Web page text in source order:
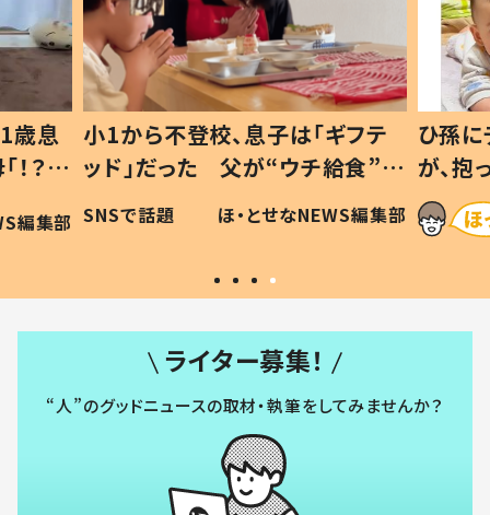
歳息
？」
編集部
小1から不登校、息子は「ギフテ
ッド」だった 父が“ウチ給食”を
作り続ける理由とは #令和の親
#令和の子
SNSで話題 ほ・とせなNEWS編集部
ひ孫
が、
「涙が
い」
ライター募集！
“人”のグッドニュースの取材・執筆をしてみませんか？